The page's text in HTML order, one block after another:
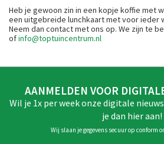
Heb je gewoon zin in een kopje koffie met
een uitgebreide lunchkaart met voor ieder
Neem dan contact met ons op. We zijn te
ofinfo@toptuincentrum.nl
AANMELDEN VOOR
Wil je 1x per week onze digitale
je dan hier aan!
Wij slaan je gegevens secuur op conform